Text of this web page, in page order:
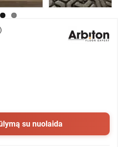
su nuolaida